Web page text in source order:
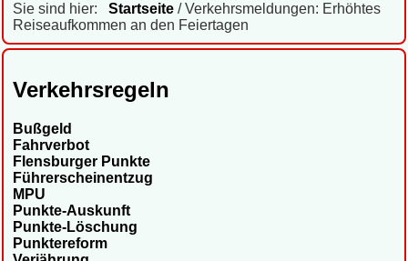
Sie sind hier: Startseite / Verkehrsmeldungen: Erhöhtes
Reiseaufkommen an den Feiertagen
Verkehrsregeln
Bußgeld
Fahrverbot
Flensburger Punkte
Führerscheinentzug
MPU
Punkte-Auskunft
Punkte-Löschung
Punktereform